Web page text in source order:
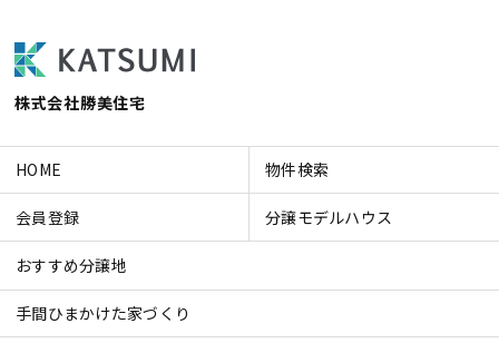
株式会社勝美住宅
HOME 物件検索
会員登録 分譲モデルハウス
おすすめ分譲地
手間ひまかけた家づくり